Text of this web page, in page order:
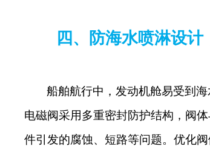
四、防海水喷淋设
船舶航行中，发动机舱易受到
电磁阀采用多重密封防护结构，阀
件引发的腐蚀、短路等问题。优化